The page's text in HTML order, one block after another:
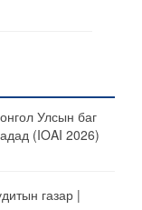
Улсын баг
(IOAI 2026)
газар |